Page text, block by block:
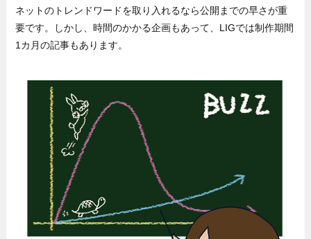
ネットのトレンドワードを取り入れるなら公開までの早さが重
要です。しかし、時間のかかる企画もあって、LIGでは制作期間
1カ月の記事もあります。